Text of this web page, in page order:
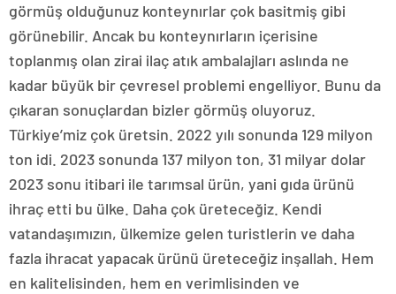
görmüş olduğunuz konteynırlar çok basitmiş gibi
görünebilir. Ancak bu konteynırların içerisine
toplanmış olan zirai ilaç atık ambalajları aslında ne
kadar büyük bir çevresel problemi engelliyor. Bunu da
çıkaran sonuçlardan bizler görmüş oluyoruz.
Türkiye’miz çok üretsin. 2022 yılı sonunda 129 milyon
ton idi. 2023 sonunda 137 milyon ton, 31 milyar dolar
2023 sonu itibari ile tarımsal ürün, yani gıda ürünü
ihraç etti bu ülke. Daha çok üreteceğiz. Kendi
vatandaşımızın, ülkemize gelen turistlerin ve daha
fazla ihracat yapacak ürünü üreteceğiz inşallah. Hem
en kalitelisinden, hem en verimlisinden ve